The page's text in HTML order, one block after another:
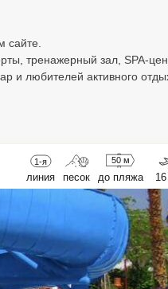
сайте.
тренажерный зал, SPA-
и любителей активного
1-я
линия песок
50 м
до пляжа